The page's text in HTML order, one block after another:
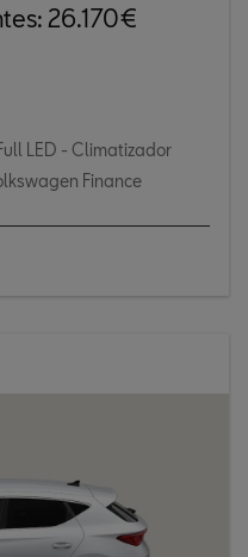
26.170€
LED - Climatizador
Finance